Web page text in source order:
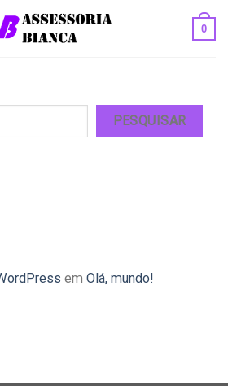
0
PESQUISAR
em Olá, mundo!